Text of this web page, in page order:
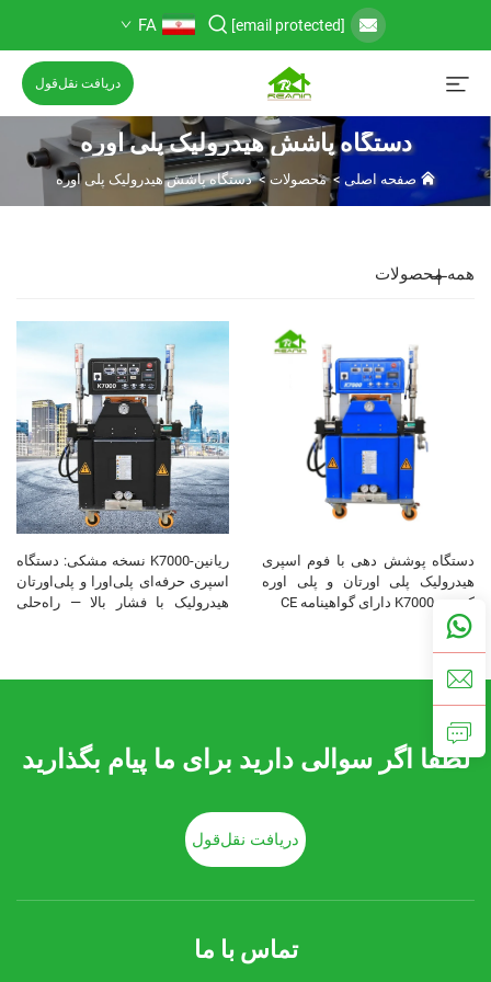
[email protected]
FA
دریافت نقل‌قول
دستگاه پاشش هیدرولیک پلی اوره
صفحه اصلی >محصولات>دستگاه پاشش هیدرولیک پلی اوره
همه محصولات
دستگاه پوشش دهی با فوم اسپری
هیدرولیک پلی اورتان و پلی اوره
کیفیت K7000 دارای گواهینامه CE
ریانین-K7000 نسخه مشکی: دستگاه
اسپری حرفه‌ای پلی‌اورا و پلی‌اورتان
هیدرولیک با فشار بالا — راه‌حلی
لطفا اگر سوالی دارید برای ما پیام بگذارید
دریافت نقل‌قول
تماس با ما